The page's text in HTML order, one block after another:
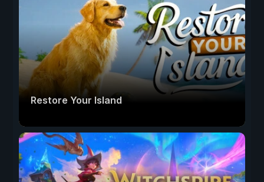
Restore Your Island